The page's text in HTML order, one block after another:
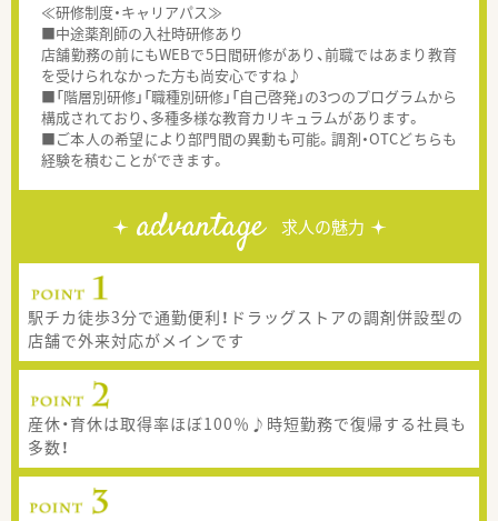
≪研修制度・キャリアパス≫
■中途薬剤師の入社時研修あり
店舗勤務の前にもWEBで5日間研修があり、前職ではあまり教育
を受けられなかった方も尚安心ですね♪
■「階層別研修」「職種別研修」「自己啓発」の3つのプログラムから
構成されており、多種多様な教育カリキュラムがあります。
■ご本人の希望により部門間の異動も可能。調剤・OTCどちらも
経験を積むことができます。
advantage 求人の魅力
駅チカ徒歩3分で通勤便利！ドラッグストアの調剤併設型の
店舗で外来対応がメインです
産休・育休は取得率ほぼ100％♪時短勤務で復帰する社員も
多数！